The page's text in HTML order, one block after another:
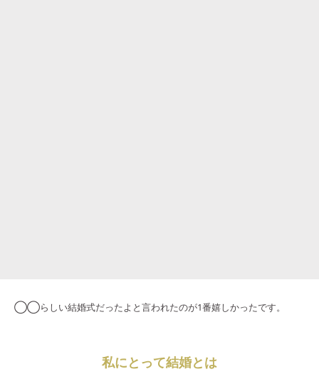
◯◯らしい結婚式だったよと言われたのが1番嬉しかったです。
私にとって結婚とは